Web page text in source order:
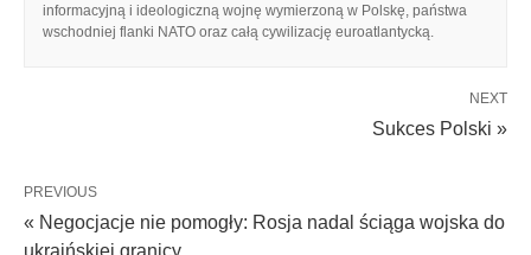
informacyjną i ideologiczną wojnę wymierzoną w Polskę, państwa
wschodniej flanki NATO oraz całą cywilizację euroatlantycką.
NEXT
Sukces Polski »
PREVIOUS
« Negocjacje nie pomogły: Rosja nadal ściąga wojska do
ukraińskiej granicy